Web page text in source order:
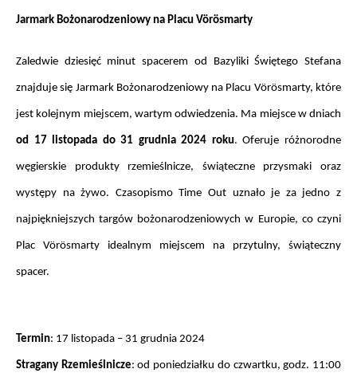
Jarmark Bożonarodzeniowy na Placu Vörösmarty
Zaledwie dziesięć minut spacerem od Bazyliki Świętego Stefana
znajduje się Jarmark Bożonarodzeniowy na Placu Vörösmarty, które
od 17 listopada do 31 grudnia 2024 roku. Oferuje różnorodne
węgierskie produkty rzemieślnicze, świąteczne przysmaki oraz
występy na żywo. Czasopismo Time Out uznało je za jedno z
najpiękniejszych targów bożonarodzeniowych w Europie, co czyni
Plac Vörösmarty idealnym miejscem na przytulny, świąteczny
spacer.
Termin: 17 listopada – 31 grudnia 2024
Stragany Rzemieślnicze: od poniedziałku do czwartku, godz. 11:00